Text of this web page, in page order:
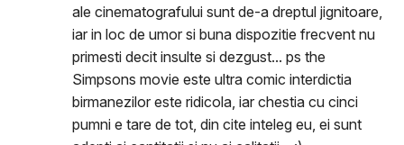
ale cinematografului sunt de-a dreptul jignitoare,
iar in loc de umor si buna dispozitie frecvent nu
primesti decit insulte si dezgust... ps the
Simpsons movie este ultra comic interdictia
birmanezilor este ridicola, iar chestia cu cinci
pumni e tare de tot, din cite inteleg eu, ei sunt